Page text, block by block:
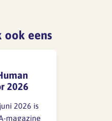
ook eens
2026
2026 is
magazine